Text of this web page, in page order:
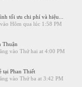
tối ưu chi phí và hiệu...
Hôm qua lúc 1:58 PM
Thuận
vào Thứ hai at 4:00 PM
tại Phan Thiết
vào Thứ ba at 3:42 PM